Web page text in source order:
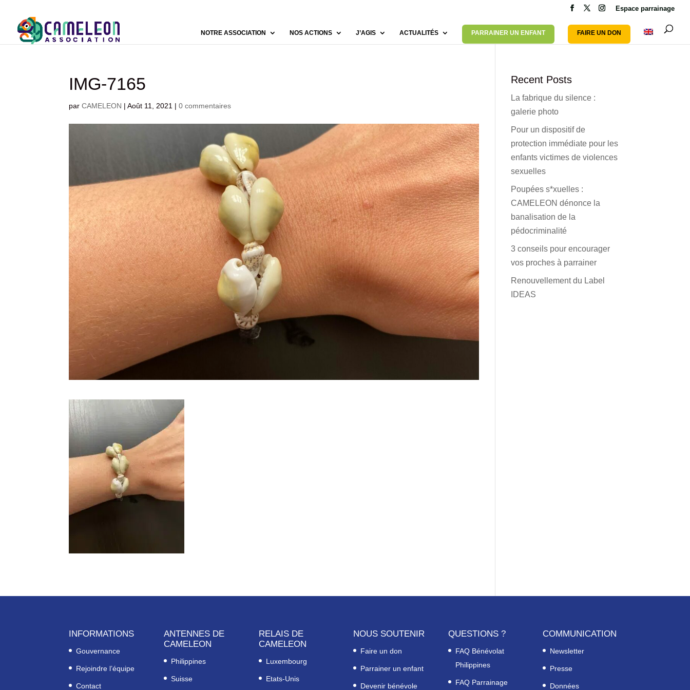
Espace parrainage
NOTRE ASSOCIATION NOS ACTIONS J’AGIS ACTUALITÉS PARRAINER UN ENFANT FAIRE UN DON
IMG-7165
parCAMELEON |Août 11, 2021 |0 commentaires
Recent Posts
La fabrique du silence :
galerie photo
Pour un dispositif de
protection immédiate pour les
enfants victimes de violences
sexuelles
Poupées s*xuelles :
CAMELEON dénonce la
banalisation de la
pédocriminalité
3 conseils pour encourager
vos proches à parrainer
Renouvellement du Label
IDEAS
INFORMATIONS
Gouvernance
Rejoindre l’équipe
Contact
ANTENNES DE
CAMELEON
Philippines
Suisse
RELAIS DE
CAMELEON
Luxembourg
Etats-Unis
NOUS SOUTENIR
Faire un don
Parrainer un enfant
Devenir bénévole
QUESTIONS ?
FAQ Bénévolat
Philippines
FAQ Parrainage
COMMUNICATION
Newsletter
Presse
Données